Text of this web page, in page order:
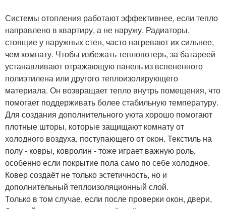
Системы отопления работают эффективнее, если тепло
направлено в квартиру, а не наружу. Радиаторы,
стоящие у наружных стен, часто нагревают их сильнее,
чем комнату. Чтобы избежать теплопотерь, за батареей
устанавливают отражающую панель из вспененного
полиэтилена или другого теплоизолирующего
материала. Он возвращает тепло внутрь помещения, что
помогает поддерживать более стабильную температуру.
Для создания дополнительного уюта хорошо помогают
плотные шторы, которые защищают комнату от
холодного воздуха, поступающего от окон. Текстиль на
полу - ковры, ковролин - тоже играет важную роль,
особенно если покрытие пола само по себе холодное.
Ковер создаёт не только эстетичность, но и
дополнительный теплоизоляционный слой.
Только в том случае, если после проверки окон, двери,